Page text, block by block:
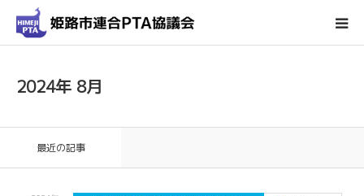
2024年 8月
最近の記事